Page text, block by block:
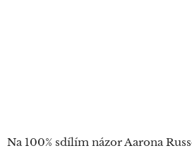
Na 100% sdílím názor Aarona